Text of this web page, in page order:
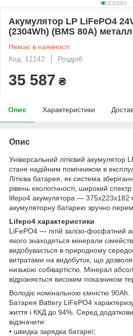
Акумулятор LP LiFePO4
(2304Wh) (BMS 80A) металл
Немає в наявності
Код: 12142
Роздріб
35 587 ₴
Опис Характеристики
Опис
Універсальний літієвий акумулятор
стане надійним помічником в
Літієва батарея, як система
рівень екологічності, широкий
lifepo4 акумулятора —
акумуляторну батарею зручно
Lifepo4 характеристики
LiFePO4 — літій залізо-фосфатний
якого знаходяться мінерали
видобувається в природному
витратами на видобуток, що
низькою собівартістю. Мінерал
відрізняється високим показником
Володіє номінальною ємністю 90Ah.
Батарея Battery LiFePO4
життя і ККД до 94%. Серед
відзначити:
• швидка зарядка батареї;